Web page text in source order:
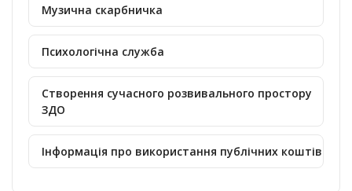
Музична скарбничка
Психологічна служба
Створення сучасного розвивального простору
ЗДО
Інформація про використання публічних коштів